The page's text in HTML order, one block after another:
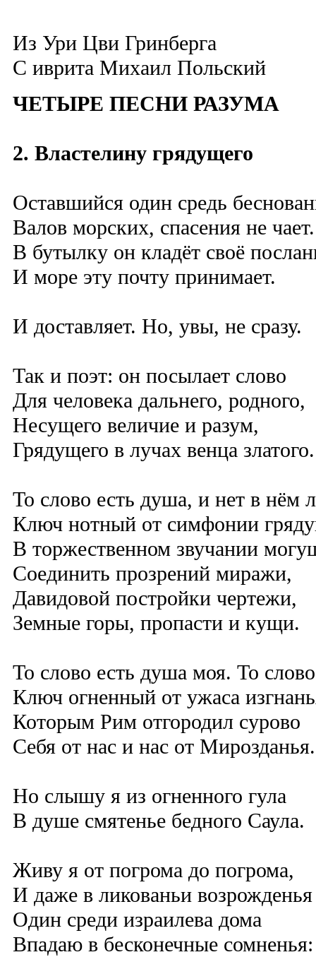
Из Ури Цви Гринберга
C иврита Михаил Польский
ЧЕТЫРЕ ПЕСНИ РАЗУМА
2. Властелину грядущего
Оставшийся один средь
Валов морских, спасения не чает.
В бутылку он кладёт своё
И море эту почту принимает.
И доставляет. Но, увы, не сразу.
Так и поэт: он посылает слово
Для человека дальнего, родного,
Несущего величие и разум,
Грядущего в лучах венца златого.
То слово есть душа, и нет в нём
Ключ нотный от симфонии
В торжественном звучании
Соединить прозрений миражи,
Давидовой постройки чертежи,
Земные горы, пропасти и кущи.
То слово есть душа моя. То слово
Ключ огненный от ужаса
Которым Рим отгородил сурово
Себя от нас и нас от Мирозданья.
Но слышу я из огненного гула
В душе смятенье бедного Саула.
Живу я от погрома до погрома,
И даже в ликованьи возрожденья
Один среди израилева дома
Впадаю в бесконечные сомненья: